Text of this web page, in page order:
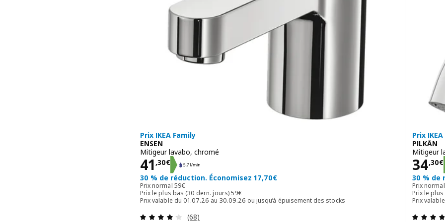
Prix IKEA Family
ENSEN
Mitigeur lavabo, chromé
41,30€
Prix 41,30€
30 % de réduction. Économisez 17,70€
Prix normal 59€
Prix normal 59€
Prix ​​le plus bas (30 dern. jours)59€
Prix ​​le plus bas (30 dern. jours) 59€
Prix valable du 01.07.26 au 30.09.26 ou jusqu’à épuisement des stocks
Révision: 4.2 hors de 5 étoiles. Nombre total de commentaires:
(68)
Prix
PILKÅN
Mitigeur
34,30€
Prix
30 % de
Prix
Prix ​​le
Prix